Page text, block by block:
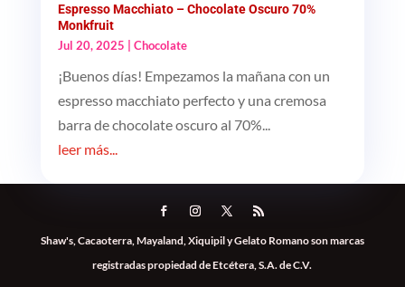
Espresso Macchiato – Chocolate Oscuro 70%
Monkfruit
Jul 20, 2025 | Chocolate
¡Buenos días! Empezamos la mañana con un
espresso macchiato perfecto y una cremosa
barra de chocolate oscuro al 70%...
leer más...
Shaw's, Cacaoterra, Mayaland, Xiquipil y Gelato Romano son marcas
registradas propiedad de Etcétera, S.A. de C.V.